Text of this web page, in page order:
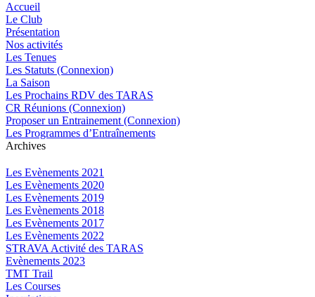
Accueil
Le Club
Présentation
Nos activités
Les Tenues
Les Statuts (Connexion)
La Saison
Les Prochains RDV des TARAS
CR Réunions (Connexion)
Proposer un Entrainement (Connexion)
Les Programmes d’Entraînements
Archives
Les Evènements 2021
Les Evènements 2020
Les Evènements 2019
Les Evènements 2018
Les Evènements 2017
Les Evènements 2022
STRAVA Activité des TARAS
Evènements 2023
TMT Trail
Les Courses